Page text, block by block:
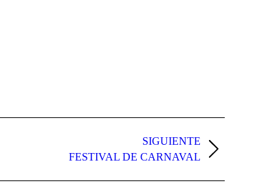
SIGUIENTE
FESTIVAL DE CARNAVAL